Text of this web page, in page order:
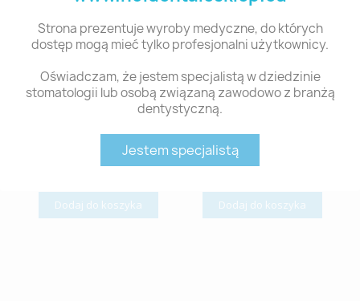
Strona prezentuje wyroby medyczne, do których
dostęp mogą mieć tylko profesjonalni użytkownicy.
Oświadczam, że jestem specjalistą w dziedzinie
stomatologii lub osobą związaną zawodowo z branżą
dentystyczną.
Jestem specjalistą
Szybki podgląd SML 4000-AS ALUMINIUM HANDLE SHORT
88,56 zł
Dodaj do koszyka
Szybki podgląd
75,62 zł
Dodaj do koszyka